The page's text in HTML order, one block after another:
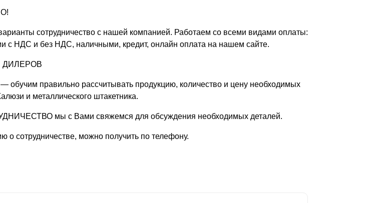
сотрудничество с нашей компанией. Работаем со всеми видами оплаты:
с НДС и без НДС, наличными, кредит, онлайн оплата на нашем сайте.
ДИЛЕРОВ
обучим правильно рассчитывать продукцию, количество и цену необходимых
и металлического штакетника.
мы с Вами свяжемся для обсуждения необходимых деталей.
сотрудничестве, можно получить по телефону.